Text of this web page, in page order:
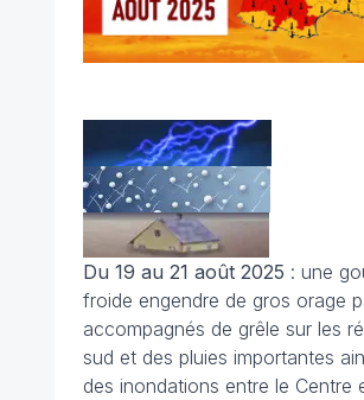
Du 19 au 21 août 2025 : une
froide engendre de gros orage
accompagnés de grêle sur les
sud et des pluies importantes
des inondations entre le Centre